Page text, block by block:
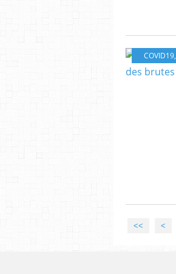
COVID19,
<< <